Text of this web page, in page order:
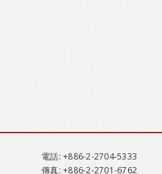
電話: +886-2-2704-5333
傳真: +886-2-2701-6762